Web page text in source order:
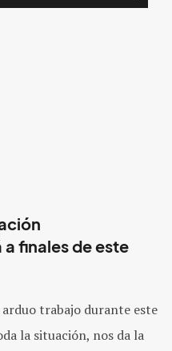
finales de este
trabajo durante este
la situación, nos da la